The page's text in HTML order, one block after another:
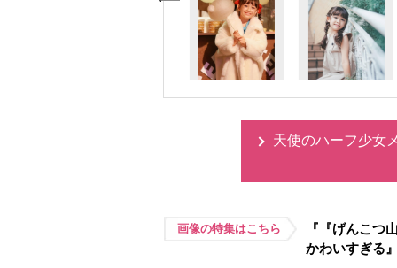
天使のハーフ少女
画像の特集はこちら
『『げんこつ
かわいすぎる